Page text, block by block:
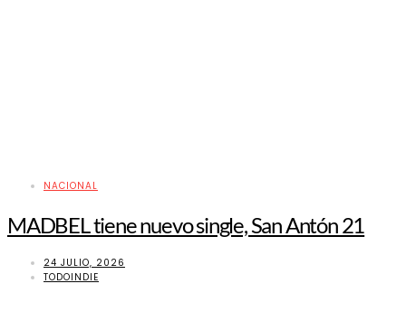
NACIONAL
MADBEL tiene nuevo single, San Antón 21
24 JULIO, 2026
TODOINDIE